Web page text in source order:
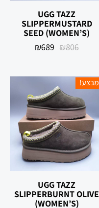
UGG TAZZ
SLIPPERMUSTARD
SEED (WOMEN’S)
₪806
₪689
מבצע!
UGG TAZZ
SLIPPERBURNT OLIVE
(WOMEN’S)